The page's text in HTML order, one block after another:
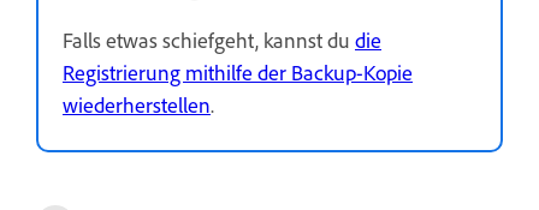
Falls etwas schiefgeht, kannst du die
Registrierung mithilfe der Backup-Kopie
wiederherstellen.